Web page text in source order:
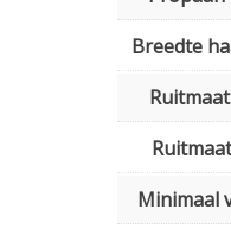
Breedte
Minimaal